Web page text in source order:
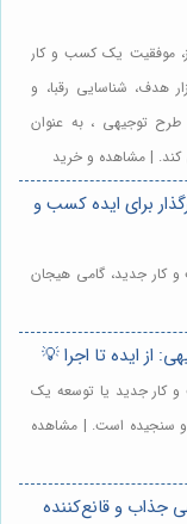
موفقیت یک کسب و کار
هدف، شناسایی رقبا، و
توجیهی ، به عنوان
کند. | مشاهده و خرید
برای ایده کسب و
کار جدید، گامی هیجان
از ایده تا اجرا 💡
کار جدید یا توسعه یک
و سنجیده است. | مشاهده
جذاب و قانع‌کننده